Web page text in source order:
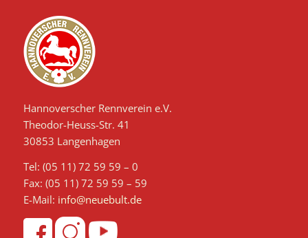
Hannoverscher Rennverein e.V.
Theodor-Heuss-Str. 41
30853 Langenhagen
Tel: (05 11) 72 59 59 – 0
Fax: (05 11) 72 59 59 – 59
E-Mail: info@neuebult.de